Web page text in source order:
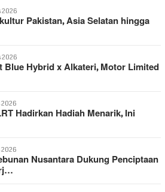
2026
Pakistan, Asia Selatan hingga
2026
Blue Hybrid x Alkateri, Motor Limited
2026
Hadirkan Hadiah Menarik, Ini
2026
Nusantara Dukung Penciptaan